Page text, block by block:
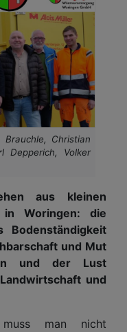
Christian
Depperich, Volker
aus kleinen
in Woringen: die
und Mut
und der Lust
und
man nicht